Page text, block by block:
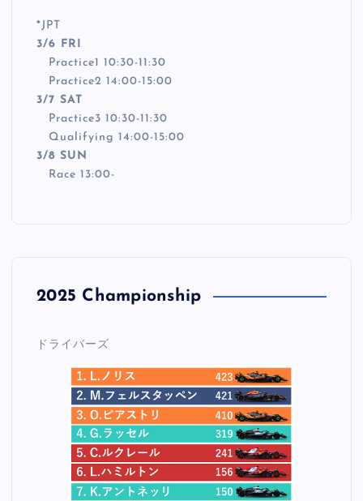
* JPT
3/6 FRI
Practice1 10:30-11:30
Practice2 14:00-15:00
3/7 SAT
Practice3 10:30-11:30
Qualifying 14:00-15:00
3/8 SUN
Race 13:00-
2025 Championship
ドライバーズ